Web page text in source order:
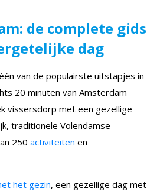
de complete gids
dag
van de populairste uitstapjes in
20 minuten van Amsterdam
vissersdorp met een gezellige
traditionele Volendamse
250 activiteiten en
het gezin, een gezellige dag met